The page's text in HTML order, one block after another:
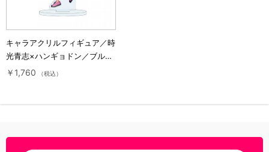
キャラアクリルフィギュア／時
光青志×ハンギョドン／ブルー
ロック×サンリオキャラクター
￥1,760 （税込）